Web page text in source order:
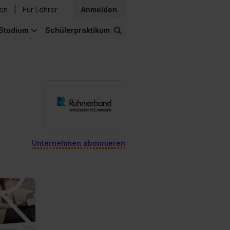
Für Lehrer Anmelden
Schülerpraktikum
Unternehmen abonnieren